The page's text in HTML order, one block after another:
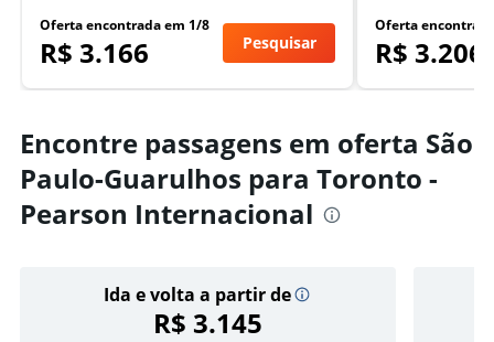
Oferta encontrada em 1/8
R$ 3.166 Pesquisar
Oferta
R$ 3.206
Encontre passagens em oferta São
Paulo-Guarulhos para Toronto -
Pearson Internacional
Ida e volta a partir de
R$ 3.145